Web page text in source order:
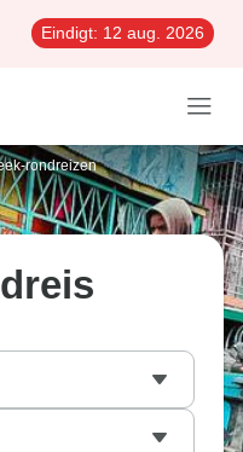
Eindigt: 12 aug. 2026
rondreizen